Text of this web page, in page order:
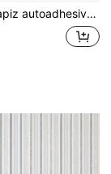
de pared renovables, adecuado para decoración de sala de estar, dormitorio, cocina y baño.